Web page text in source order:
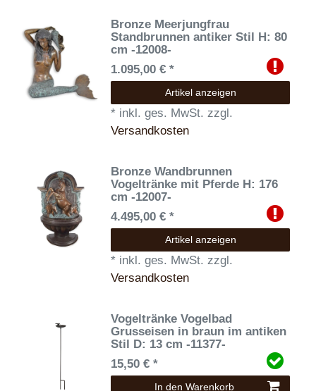
Bronze Meerjungfrau
Standbrunnen antiker Stil H: 80
cm -12008-
1.095,00 € *
Artikel anzeigen
* inkl. ges. MwSt. zzgl.
Versandkosten
Bronze Wandbrunnen
Vogeltränke mit Pferde H: 176
cm -12007-
4.495,00 € *
Artikel anzeigen
* inkl. ges. MwSt. zzgl.
Versandkosten
Vogeltränke Vogelbad
Grusseisen in braun im antiken
Stil D: 13 cm -11377-
15,50 € *
In den Warenkorb